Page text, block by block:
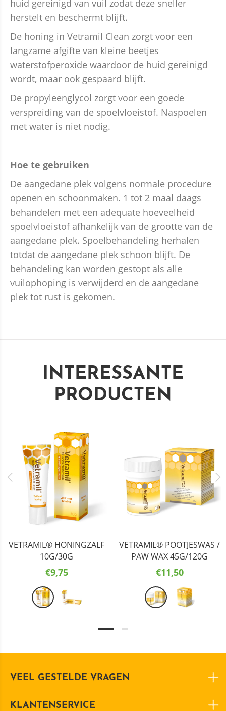
huid gereinigd van vuil zodat deze sneller
herstelt en beschermt blijft.
De honing in Vetramil Clean zorgt voor een
langzame afgifte van kleine beetjes
waterstofperoxide waardoor de huid gereinigd
wordt, maar ook gespaard blijft.
De propyleenglycol zorgt voor een goede
verspreiding van de spoelvloeistof. Naspoelen
met water is niet nodig.
Hoe te gebruiken
De aangedane plek volgens normale procedure
openen en schoonmaken. 1 tot 2 maal daags
behandelen met een adequate hoeveelheid
spoelvloeistof afhankelijk van de grootte van de
aangedane plek. Spoelbehandeling herhalen
totdat de aangedane plek schoon blijft. De
behandeling kan worden gestopt als alle
vuilophoping is verwijderd en de aangedane
plek tot rust is gekomen.
INTERESSANTE
PRODUCTEN
VETRAMIL® HONINGZALF
10G/30G
€9,75
VETRAMIL® POOTJESWAS /
PAW WAX 45G/120G
€11,50
VEEL GESTELDE VRAGEN
KLANTENSERVICE